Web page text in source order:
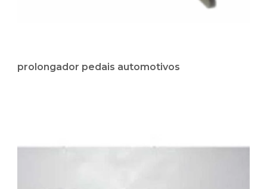
prolongador pedais automotivos